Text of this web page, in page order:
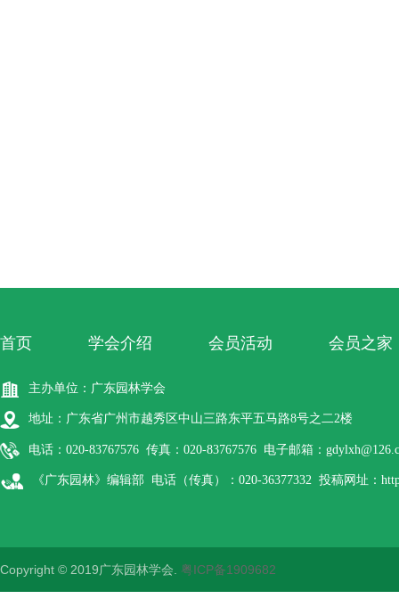
首页 学会介绍 会员活动 会员之家
主办单位：广东园林学会
地址：广东省广州市越秀区中山三路东平五马路8号之二2楼
电话：020-83767576 传真：020-83767576 电子邮箱：
《广东园林》编辑部 电话（传真）：020-36377332 投稿网址：
Copyright © 2019广东园林学会. 粤ICP备1909682